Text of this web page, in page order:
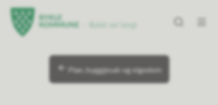
Bykle kommune
Plan, byggjesak og eigedom